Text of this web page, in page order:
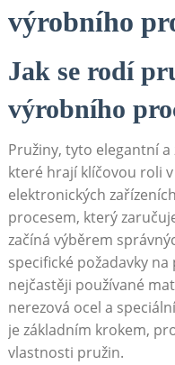
výrobního
Jak se rodí
výrobního
Pružiny, tyto⁤ elegantní
které hrají klíčovou‍ roli
elektronických
procesem, který‌
začíná výběrem
specifické‍ požadavky
nejčastěji ​používané
nerezová ocel a
je základním krokem,
vlastnosti pružin.